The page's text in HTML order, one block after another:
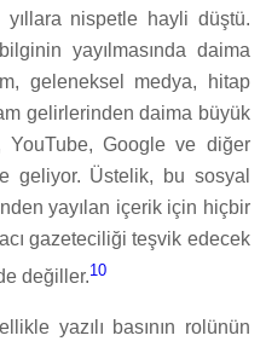
nispetle hayli düştü.
yayılmasında daima
geleneksel medya, hitap
gelirlerinden daima büyük
Google ve diğer
geliyor. Üstelik, bu sosyal
yayılan içerik için hiçbir
gazeteciliği teşvik edecek
değiller.10
yazılı basının rolünün